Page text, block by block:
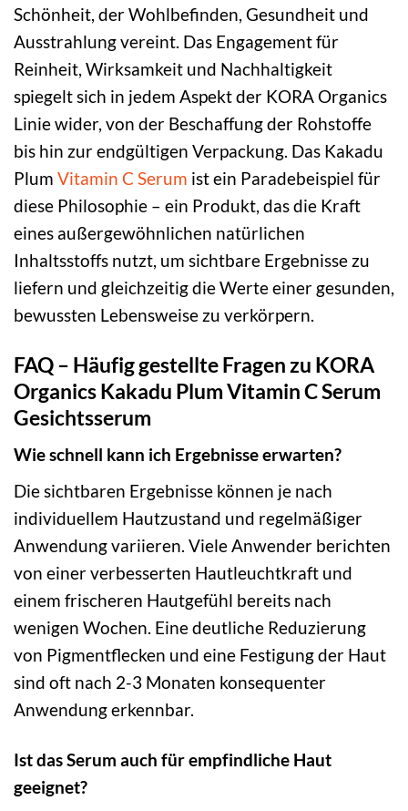
Schönheit, der Wohlbefinden, Gesundheit und
Ausstrahlung vereint. Das Engagement für
Reinheit, Wirksamkeit und Nachhaltigkeit
spiegelt sich in jedem Aspekt der KORA Organics
Linie wider, von der Beschaffung der Rohstoffe
bis hin zur endgültigen Verpackung. Das Kakadu
Plum Vitamin C Serum ist ein Paradebeispiel für
diese Philosophie – ein Produkt, das die Kraft
eines außergewöhnlichen natürlichen
Inhaltsstoffs nutzt, um sichtbare Ergebnisse zu
liefern und gleichzeitig die Werte einer gesunden,
bewussten Lebensweise zu verkörpern.
FAQ – Häufig gestellte Fragen zu KORA
Organics Kakadu Plum Vitamin C Serum
Gesichtsserum
Wie schnell kann ich Ergebnisse erwarten?
Die sichtbaren Ergebnisse können je nach
individuellem Hautzustand und regelmäßiger
Anwendung variieren. Viele Anwender berichten
von einer verbesserten Hautleuchtkraft und
einem frischeren Hautgefühl bereits nach
wenigen Wochen. Eine deutliche Reduzierung
von Pigmentflecken und eine Festigung der Haut
sind oft nach 2-3 Monaten konsequenter
Anwendung erkennbar.
Ist das Serum auch für empfindliche Haut
geeignet?